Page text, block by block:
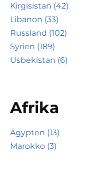
Kirgisistan (42)
Libanon (33)
Russland (102)
Syrien (189)
Usbekistan (6)
Afrika
Ägypten (13)
Marokko (3)